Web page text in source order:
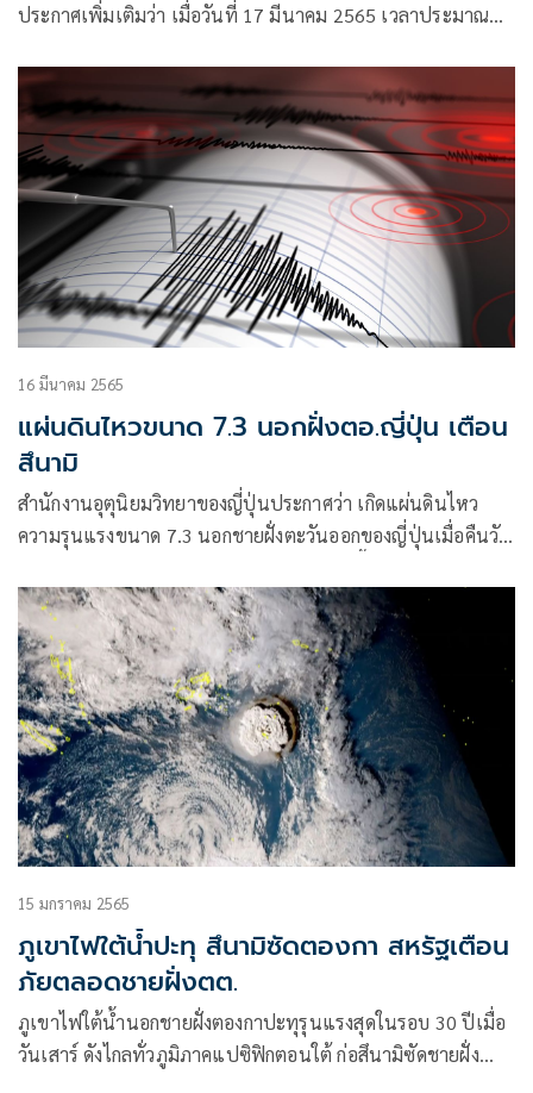
ประกาศเพิ่มเติมว่า เมื่อวันที่ 17 มีนาคม 2565 เวลาประมาณ
ระวังคลื่นสึนามิในพื้นที่ จ.ฟุคุชิมะและมิยากิแล้ว
16 มีนาคม 2565
แผ่นดินไหวขนาด 7.3 นอกฝั่งตอ.ญี่ปุ่น เตือน
สึนามิ
สำนักงานอุตุนิยมวิทยาของญี่ปุ่นประกาศว่า เกิดแผ่นดินไหว
ความรุนแรงขนาด 7.3 นอกชายฝั่งตะวันออกของญี่ปุ่นเมื่อคืนวัน
ออกเฉียงเหนือ
15 มกราคม 2565
ภูเขาไฟใต้น้ำปะทุ สึนามิซัดตองกา สหรัฐเตือน
ภัยตลอดชายฝั่งตต.
ภูเขาไฟใต้น้ำนอกชายฝั่งตองกาปะทุรุนแรงสุดในรอบ 30 ปีเมื่อ
วันเสาร์ ดังไกลทั่วภูมิภาคแปซิฟิกตอนใต้ ก่อสึนามิซัดชายฝั่ง